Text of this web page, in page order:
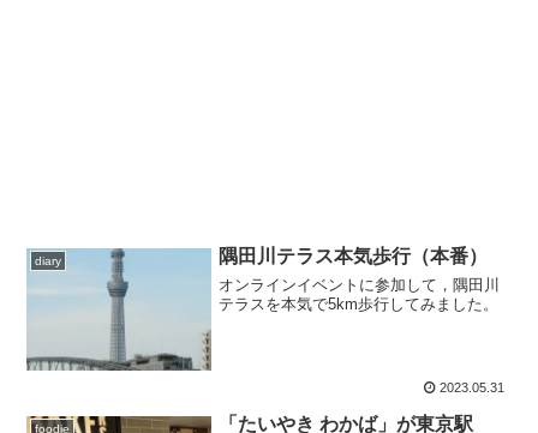
diary 隅田川テラス本気歩行（本番）
オンラインイベントに参加して，隅田川
テラスを本気で5km歩行してみました。
2023.05.31
foodie
「たいやき わかば」が東京駅